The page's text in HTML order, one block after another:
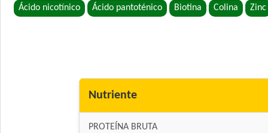
Ácido nicotínico Ácido pantoténico Biotina Colina Zinc
Nutriente
PROTEÍNA BRUTA